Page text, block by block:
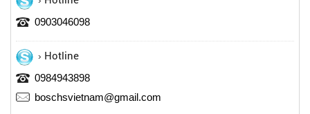
0903046098
Hotline
0984943898
boschsvietnam@gmail.com